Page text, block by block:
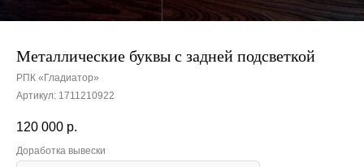
Металлические буквы с задней подсветкой
РПК «Гладиатор»
Артикул: 1711210922
120 000 р.
Доработка вывески